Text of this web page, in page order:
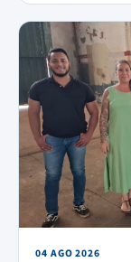
04 AGO 2026